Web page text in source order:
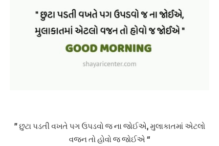
” છુટા પડતી વખતે પગ ઉપડવો જ ના જોઈએ, મુલાકાતમાં એટલો
વજન તો હોવો જ જોઈએ “